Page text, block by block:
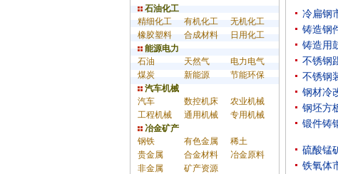
石油化工
精细化工
有机化工
无机化工
橡胶塑料
合成材料
日用化工
能源电力
石油
天然气
电力电气
煤炭
新能源
节能环保
汽车机械
汽车
数控机床
农业机械
工程机械
通用机械
专用机械
冶金矿产
钢铁
有色金属
稀土
贵金属
合金材料
冶金原料
非金属
矿产资源
冷扁钢
铸造钢
铸造用
不锈钢
不锈钢
钢材冷
钢坯方
锻件铸
硫酸锰
铁氧体